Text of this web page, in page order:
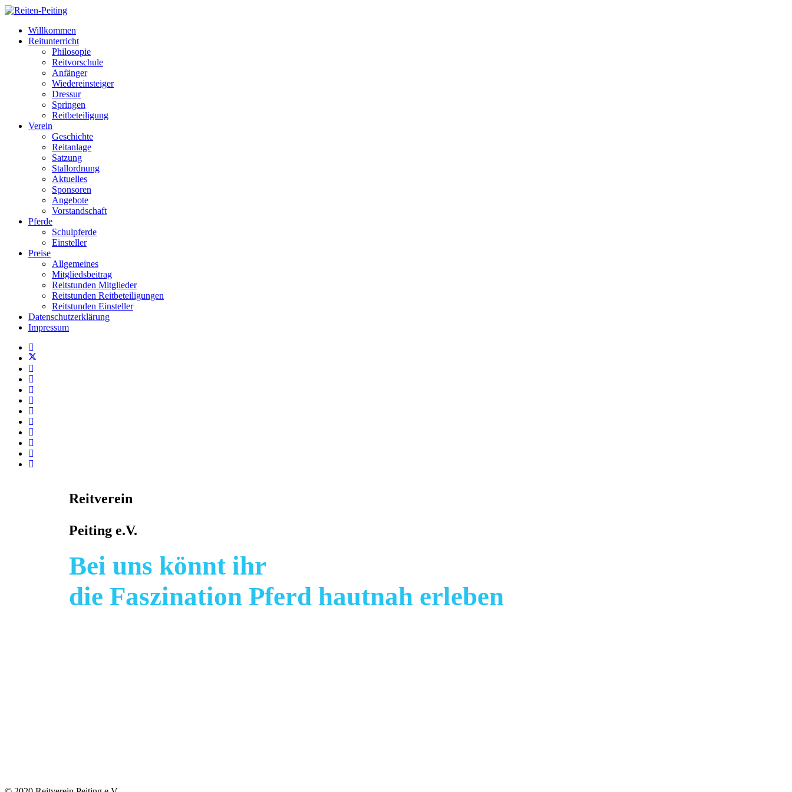
Willkommen
Reitunterricht
Philosopie
Reitvorschule
Anfänger
Wiedereinsteiger
Dressur
Springen
Reitbeteiligung
Verein
Geschichte
Reitanlage
Satzung
Stallordnung
Aktuelles
Sponsoren
Angebote
Vorstandschaft
Pferde
Schulpferde
Einsteller
Preise
Allgemeines
Mitgliedsbeitrag
Reitstunden Mitglieder
Reitstunden Reitbeteiligungen
Reitstunden Einsteller
Datenschutzerklärung
Impressum
Reitverein
Peiting e.V.
Bei uns könnt ihr
die Faszination Pferd hautnah erleben